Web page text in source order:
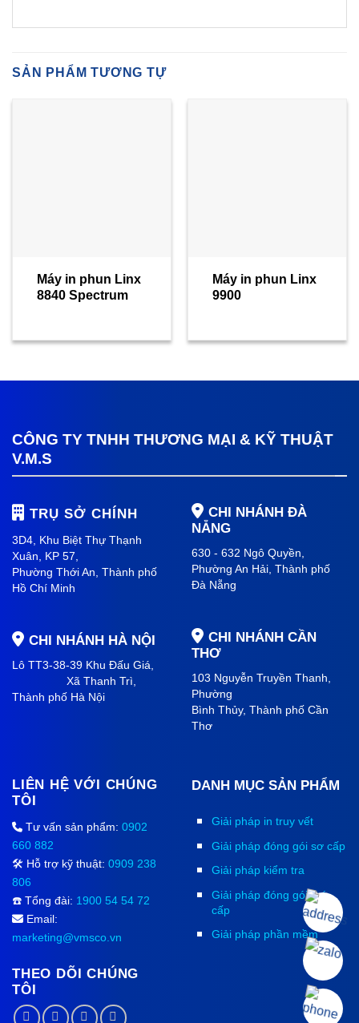
SẢN PHẨM TƯƠNG TỰ
Máy in phun Linx
8840 Spectrum
Máy in phun Linx
9900
CÔNG TY TNHH THƯƠNG MẠI & KỸ THUẬT
V.M.S
TRỤ SỞ CHÍNH
3D4, Khu Biệt Thự Thạnh
Xuân, KP 57,
Phường Thới An, Thành phố
Hồ Chí Minh
CHI NHÁNH HÀ NỘI
Lô TT3-38-39 Khu Đấu Giá,
Xã Thanh Trì,
Thành phố Hà Nội
CHI NHÁNH ĐÀ
NẴNG
630 - 632 Ngô Quyền,
Phường An Hải, Thành phố
Đà Nẵng
CHI NHÁNH CẦN
THƠ
103 Nguyễn Truyền Thanh,
Phường
Bình Thủy, Thành phố Cần
Thơ
LIÊN HỆ VỚI CHÚNG
TÔI
Tư vấn sản phẩm: 0902
660 882
🛠️ Hỗ trợ kỹ thuật: 0909 238
806
☎️ Tổng đài: 1900 54 54 72
Email:
marketing@vmsco.vn
THEO DÕI CHÚNG
TÔI
DANH MỤC SẢN PHẨM
Giải pháp in truy vết
Giải pháp đóng gói sơ cấp
Giải pháp kiểm tra
Giải pháp đóng gói thứ
cấp
Giải pháp phần mềm